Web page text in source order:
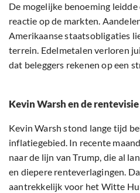
De mogelijke benoeming
reactie op de markten.
Amerikaanse staatsobligaties
terrein. Edelmetalen verloren
dat beleggers rekenen op een
Kevin Warsh en de
Kevin Warsh stond lange tijd
inflatiegebied. In recente
naar de lijn van Trump, die al
en diepere renteverlagingen.
aantrekkelijk voor het Witte